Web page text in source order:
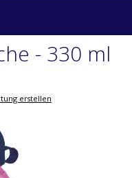
- 330 ml
erstellen